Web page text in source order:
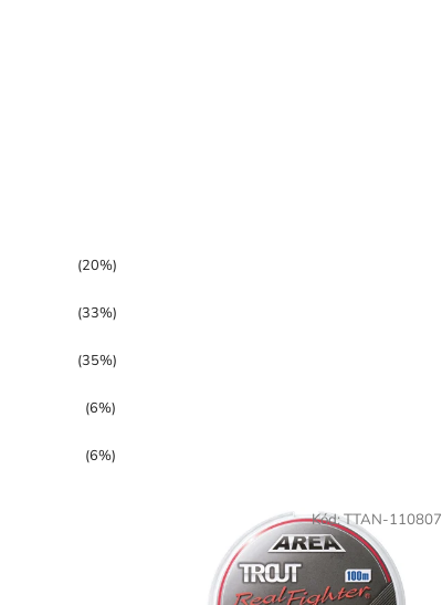
(20%)
(33%)
(35%)
(6%)
(6%)
Kód:TTAN-110807